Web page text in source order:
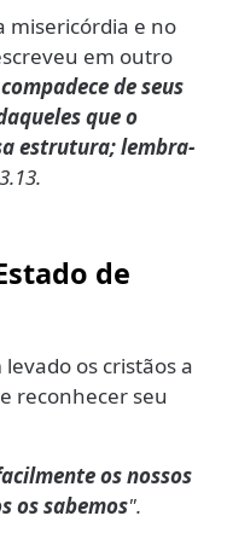
misericórdia e no
em outro
de seus
que o
estrutura; lembra-
de
os cristãos a
reconhecer seu
os nossos
os sabemos".